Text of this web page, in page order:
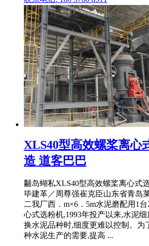
XLS40型高效螺桨离心
造 道客巴巴
黼岛蝴私XLS40型高效螺桨离心式
毕建革／周尊强崔克臣山东省青岛
二我厂西．m×6．5m水泥磨配用1
心式选粉机,1993年投产以来,水泥
换水泥品种时,细度更难以控制。为
种水泥生产的需要,提高 ...